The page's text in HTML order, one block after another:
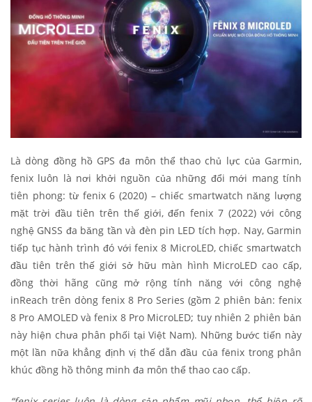
Là dòng đồng hồ GPS đa môn thể thao chủ lực của Garmin,
fenix luôn là nơi khởi nguồn của những đổi mới mang tính
tiên phong: từ fenix 6 (2020) – chiếc smartwatch năng lượng
mặt trời đầu tiên trên thế giới, đến fenix 7 (2022) với công
nghệ GNSS đa băng tần và đèn pin LED tích hợp. Nay, Garmin
tiếp tục hành trình đó với fenix 8 MicroLED, chiếc smartwatch
đầu tiên trên thế giới sở hữu màn hình MicroLED cao cấp,
đồng thời hãng cũng mở rộng tính năng với công nghệ
inReach trên dòng fenix 8 Pro Series (gồm 2 phiên bản: fenix
8 Pro AMOLED và fenix 8 Pro MicroLED; tuy nhiên 2 phiên bản
này hiện chưa phân phối tại Việt Nam). Những bước tiến này
một lần nữa khẳng định vị thế dẫn đầu của fēnix trong phân
khúc đồng hồ thông minh đa môn thể thao cao cấp.